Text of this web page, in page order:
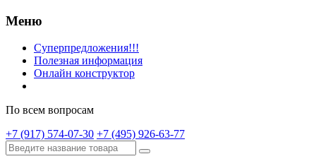
Меню
Суперпредложения!!!
Полезная информация
Онлайн конструктор
По всем вопросам
+7 (917) 574-07-30 +7 (495) 926-63-77